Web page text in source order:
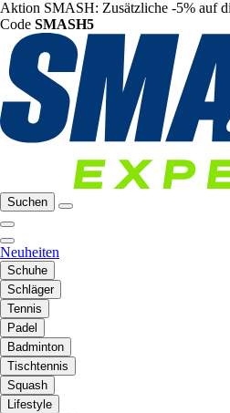
Aktion SMASH: Zusätzliche -5% auf
Code SMASH5
Suchen
Neuheiten
Schuhe
Schläger
Tennis
Padel
Badminton
Tischtennis
Squash
Lifestyle